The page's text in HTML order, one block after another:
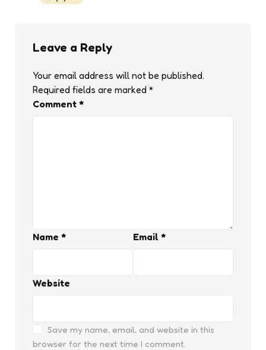
Leave a Reply
Your email address will not be published.
Required fields are marked *
Comment *
Name * Email *
Website
Save my name, email, and website in this
browser for the next time I comment.